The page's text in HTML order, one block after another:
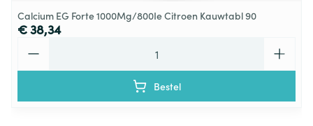
Calcium EG Forte 1000Mg/800Ie Citroen Kauwtabl 90
€ 38,34
Bestel